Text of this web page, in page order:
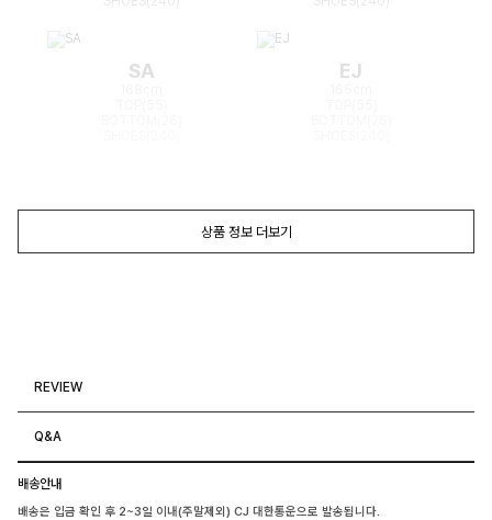
SA EJ
상품 정보 더보기
REVIEW
Q&A
배송안내
배송은 입금 확인 후 2~3일 이내(주말제외) CJ 대한통운으로 발송됩니다.